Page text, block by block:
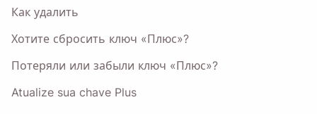
Как удалить
Хотите сбросить ключ «Плюс»?
Потеряли или забыли ключ «Плюс»?
Atualize sua chave Plus